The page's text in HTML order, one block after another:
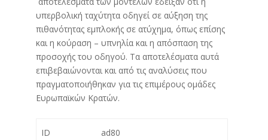
υπερβολική ταχύτητα οδηγεί σε αύξηση της
πιθανότητας εμπλοκής σε ατύχημα, όπως επίσης
και η κούραση – υπνηλία και η απόσπαση της
προσοχής του οδηγού. Τα αποτελέσματα αυτά
επιβεβαιώνονται και από τις αναλύσεις που
πραγματοποιήθηκαν για τις επιμέρους ομάδες
Ευρωπαϊκών Κρατών.
ID ad80